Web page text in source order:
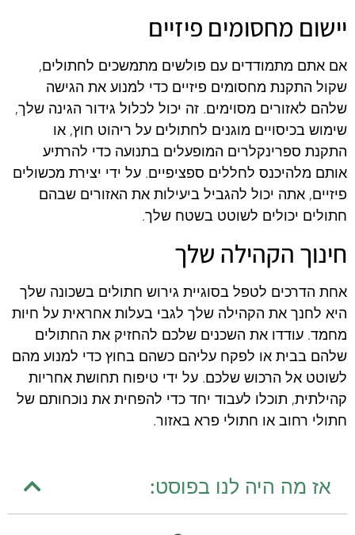
יישום מחסומים פיזיים
אם אתם מתמודדים עם פולשים מתמשכים לחתולים,
שקול התקנת מחסומים פיזיים כדי למנוע את הגישה
שלהם לאזורים מסוימים. זה יכול לכלול גידור הגינה שלך,
שימוש בכיסויים מוגנים לחתולים על ריהוט חוץ, או
התקנת ספרינקלרים המופעלים בתנועה כדי להרתיע
אותם מלהיכנס לחללים ספציפיים. על ידי יצירת מכשולים
פיזיים, אתה יכול להגביל ביעילות את האזורים שבהם
חתולים יכולים לשוטט בשטח שלך.
חינוך הקהילה שלך
אחת הדרכים לטפל בסוגיית גירוש חתולים בשכונה שלך
היא לחנך את הקהילה שלך לגבי בעלות אחראית על חיות
מחמד. עודדו את השכנים שלכם להחזיק את החתולים
שלהם בבית או לפקח עליהם כשהם בחוץ כדי למנוע מהם
לשוטט אל הרכוש שלכם. על ידי טיפוח תחושת אחריות
קהילתית, תוכלו לעבוד יחד כדי להפחית את נוכחותם של
חתולי רחוב או חתולי פרא באזור.
אז מה היה לנו בפוסט: